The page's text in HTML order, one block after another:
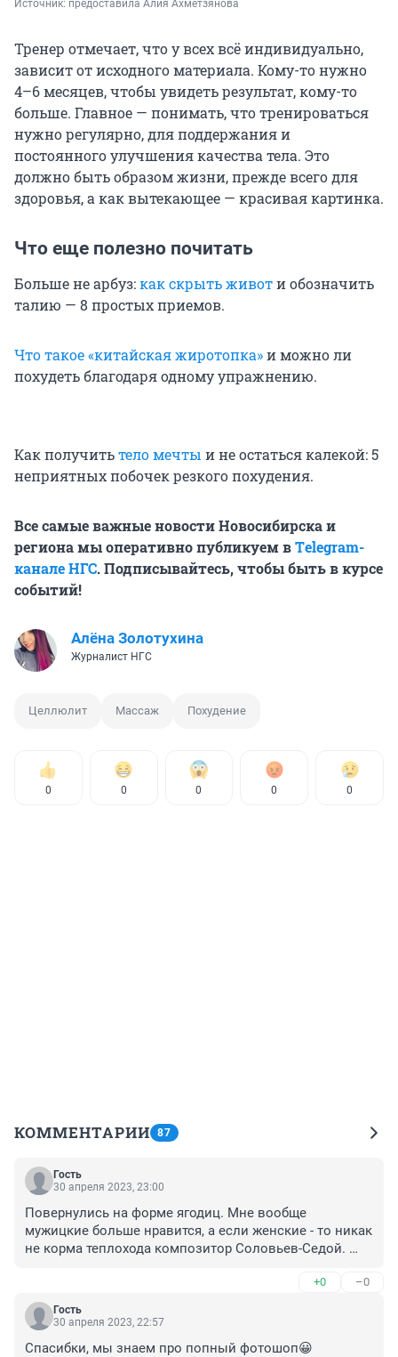
Источник: предоставила Алия Ахметзянова
Тренер отмечает, что у всех всё индивидуально,
зависит от исходного материала. Кому-то нужно
4–6 месяцев, чтобы увидеть результат, кому-то
больше. Главное — понимать, что тренироваться
нужно регулярно, для поддержания и
постоянного улучшения качества тела. Это
должно быть образом жизни, прежде всего для
здоровья, а как вытекающее — красивая картинка.
Что еще полезно почитать
Больше не арбуз:как скрыть животи обозначить
талию — 8 простых приемов.
Что такое «китайская жиротопка»и можно ли
похудеть благодаря одному упражнению.
Как получитьтело мечты и не остаться калекой: 5
неприятных побочек резкого похудения.
Все самые важные новости Новосибирска и
региона мы оперативно публикуем вТelegram-
канале НГС. Подписывайтесь, чтобы быть в курсе
событий!
Алёна Золотухина
Журналист НГС
Целлюлит Массаж Похудение
0 0 0 0 0
КОММЕНТАРИИ 87
Гость
30 апреля 2023, 23:00
Повернулись на форме ягодиц. Мне вообще
мужицкие больше нравится, а если женские - то никак
не корма теплохода композитор Соловьев-Седой.
+0 –0
Гость
30 апреля 2023, 22:57
Спасибки, мы знаем про попный фотошоп😀